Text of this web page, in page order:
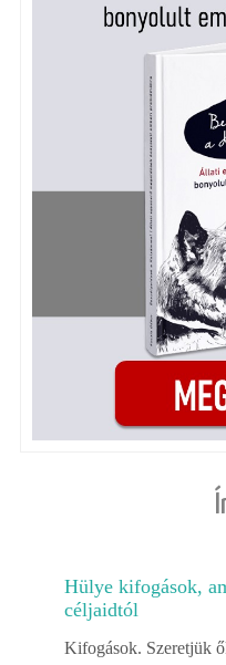
Hülye kifogások,
céljaidtól
Kifogások. Szeretjük